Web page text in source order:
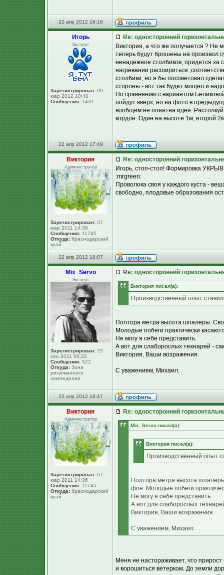
22 апр 2012 16:16
Игорь
Эксперт
Зарегистрирован: 09
мар 2012 10:40
Сообщения: 1431
Re: односторонний
Виктория, а что же получается ? Не
теперь будут брошены на произвол
ненадежное столбиков, придется за
нагревании расшириться
столбики, но я бы посоветовал
стороны - вот так будет мощно и
По сравнению с вариантом
пойдут вверх, но на фото в
вообщем не понятна идея.
кордон. Один на высоте 1м, второй
22 апр 2012 17:49
Виктория
Администратор
Зарегистрирован: 07
мар 2011 14:36
Сообщения: 11745
Откуда: Краснодарский
край
Re: односторонний
Игорь, стоп-стоп! Формировка
:mrgreen:
Проволока своя у каждого куста -
свободно, плодовые образования
22 апр 2012 18:07
Mix_Servo
Эксперт
Зарегистрирован: 23
сен 2011 09:22
Сообщения: 522
Откуда: Зона
рискованного
земледелия
Re: односторонний
Виктория писал(а):
Производственный опыт
Полтора метра высота шпалеры.
Молодые побеги практически
Не могу я себе представить.
А вот для слаборослых технарей -
Виктория, Ваши возражения.
С уважением, Михаил.
22 апр 2012 18:47
Виктория
Администратор
Зарегистрирован: 07
мар 2011 14:36
Сообщения: 11745
Откуда: Краснодарский
край
Re: односторонний
Mix_Servo писал(а):
Виктория писал(а):
Производственный опыт
Полтора метра высота
фон. Молодые побеги
Не могу я себе представить.
А вот для слаборослых
Виктория, Ваши возражения.
С уважением, Михаил.
Меня не настораживает, что прирост
и ворошиться ветерком. До земли